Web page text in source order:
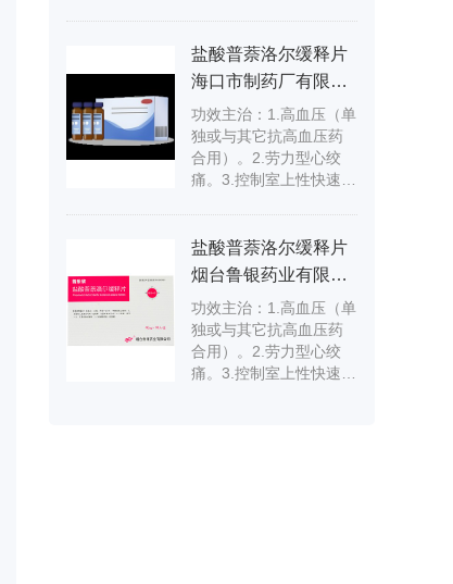
痛、心悸与昏厥等症
状。⑥配合&amp;alpha;
胞瘤病人控制心动过
速。⑦用于控制甲状腺机
能亢进症的心率过快，
也可用于治疗甲状腺危
有关或洋地黄引起心律
失常。可用于洋地黄疗
效不佳的房扑、房颤心
室率的控制，也可用于
顽固性期前收缩，改善
患者的症状。4.减低肥厚
型心肌病流出道压差，
阻滞剂用于嗜铬细胞瘤
病人控制心动过速。6.用
症的心率过快，也可用
于治疗甲状腺危象。7.作
为二级预防，降低心肌
梗死死亡率。
盐酸普萘洛尔缓释片
海口市制药厂有限公司
功效主治：1.高血压（单
独或与其它抗高血压药
合用）。2.劳力型心绞
痛。3.控制室上性快速心
有关或洋地黄引起心律
失常。可用于洋地黄疗
效不佳的房扑、房颤心
室率的控制，也可用于
顽固性期前收缩，改善
患者的症状。4.减低肥厚
型心肌病流出道压差，
盐酸普萘洛尔缓释片
烟台鲁银药业有限公司
功效主治：1.高血压（单
独或与其它抗高血压药
合用）。2.劳力型心绞
痛。3.控制室上性快速心